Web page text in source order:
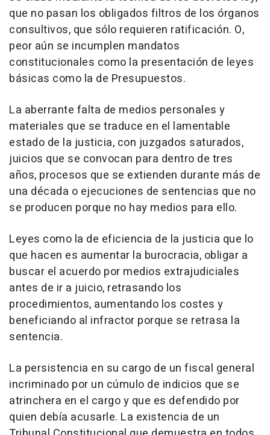
que no pasan los obligados filtros de los órganos
consultivos, que sólo requieren ratificación. O,
peor aún se incumplen mandatos
constitucionales como la presentación de leyes
básicas como la de Presupuestos.
La aberrante falta de medios personales y
materiales que se traduce en el lamentable
estado de la justicia, con juzgados saturados,
juicios que se convocan para dentro de tres
años, procesos que se extienden durante más de
una década o ejecuciones de sentencias que no
se producen porque no hay medios para ello.
Leyes como la de eficiencia de la justicia que lo
que hacen es aumentar la burocracia, obligar a
buscar el acuerdo por medios extrajudiciales
antes de ir a juicio, retrasando los
procedimientos, aumentando los costes y
beneficiando al infractor porque se retrasa la
sentencia.
La persistencia en su cargo de un fiscal general
incriminado por un cúmulo de indicios que se
atrinchera en el cargo y que es defendido por
quien debía acusarle. La existencia de un